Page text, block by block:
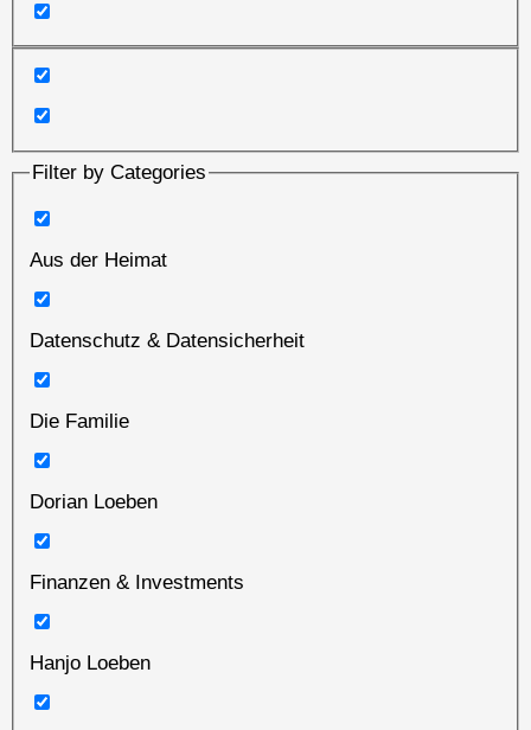
Filter by Categories
Aus der Heimat
Datenschutz & Datensicherheit
Die Familie
Dorian Loeben
Finanzen & Investments
Hanjo Loeben